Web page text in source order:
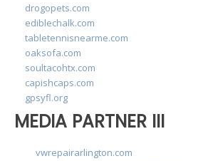
drogopets.com
ediblechalk.com
tabletennisnearme.com
oaksofa.com
soultacohtx.com
capishcaps.com
gpsyfl.org
MEDIA PARTNER III
vwrepairarlington.com